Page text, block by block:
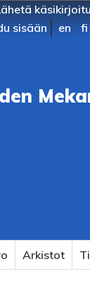
sisään
en fi
Arkistot